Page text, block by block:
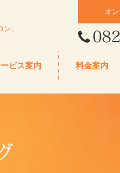
。
オ
ビス案内 料金案内